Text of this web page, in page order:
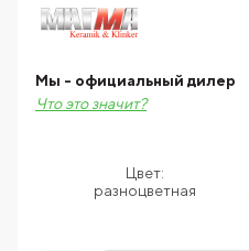
Цвет:
разноцветная
Мы - официальный дилер
Что это значит?